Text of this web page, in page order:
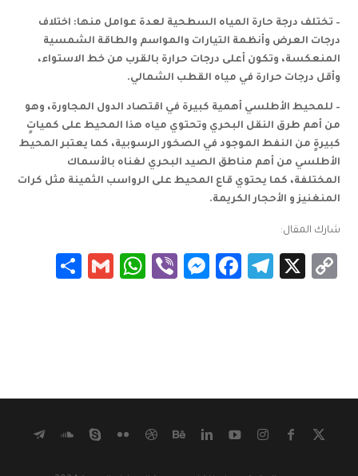
– تختلف درجة حارة المياه السطحية لعدة عوامل منها: اختلاف
درجات العرض وأنظمة التيارات والمواسم والطاقة الشمسية
المنعكسة، وتكون أعلى درجات حرارة بالقرب من خط الاستواء،
وأقل درجات حرارة في مياه القطب الشمالي.
– للمحيط الأطلسي أهمية كبيرة في اقتصاد الدول المجاورة، وهو
من أهم طرق النقل البحري وتحتوي مياه هذا المحيط على كمياتٍ
كبيرةٍ من النفط الموجود في الصخور الرسوبية، كما يعتبر المحيط
الأطلسي من أهم مناطق الصيد البحري لغناه بالأسماك
المختلفة، كما يحتوي قاع المحيط على الرواسب الثمينة مثل كرات
المنغنيز و الأحجار الكريمة.
شارك المقال:
Copy
X
Telegram
Facebook
Messenger
Viber
WhatsApp
Gmail